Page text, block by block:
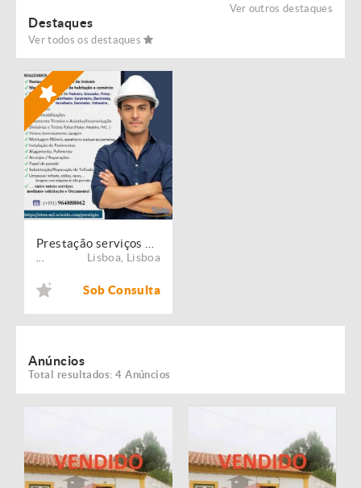
Ver outros destaques
Destaques
Ver todos os destaques
Lisboa Lisboa
Sob Consulta
Anúncios
Total resultados: 4 Anúncios